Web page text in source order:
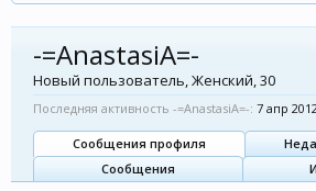
-=AnastasiA=-
Новый пользователь, Женский, 30
Последняя активность -=AnastasiA=-: 7 апр
Сообщения профиля
Сообщения